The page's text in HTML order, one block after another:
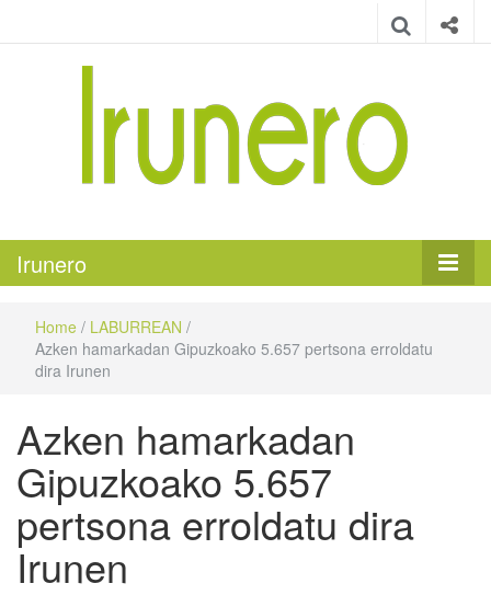
Irunero
Home / LABURREAN /
Azken hamarkadan Gipuzkoako 5.657 pertsona erroldatu
dira Irunen
Azken hamarkadan
Gipuzkoako 5.657
pertsona erroldatu dira
Irunen